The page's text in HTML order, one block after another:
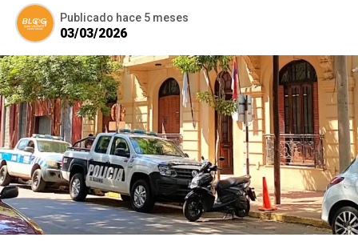
Publicado hace 5 meses
03/03/2026